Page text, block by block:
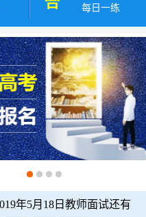
每日一练
年5月18日教师面试还有